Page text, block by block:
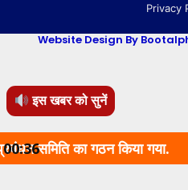
इस खबर को सुनें
Privacy
Website Design By
का गठन किया गया.
00:36